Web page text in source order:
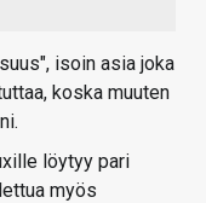
isoin asia joka
koska muuten
löytyy pari
myös